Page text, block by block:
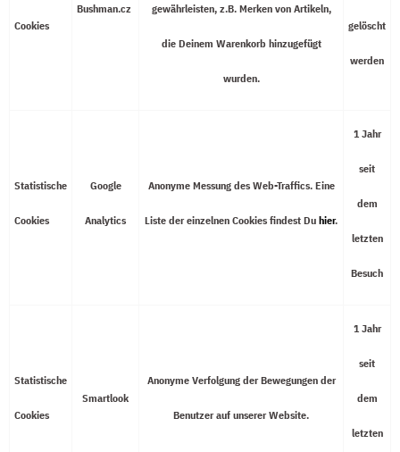
Cookies
Bushman.cz gewährleisten, z.B. Merken von Artikeln,
die Deinem Warenkorb hinzugefügt
wurden.
gelöscht
werden
Statistische
Cookies
Google
Analytics
Anonyme Messung des Web-Traffics. Eine
Liste der einzelnen Cookies findest Du hier.
1 Jahr
seit
dem
letzten
Besuch
Statistische
Cookies
Smartlook
Anonyme Verfolgung der Bewegungen der
Benutzer auf unserer Website.
1 Jahr
seit
dem
letzten